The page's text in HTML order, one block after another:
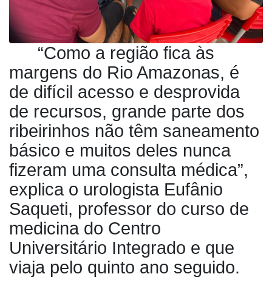
“Como a região fica às
margens do Rio Amazonas, é
de difícil acesso e desprovida
de recursos, grande parte dos
ribeirinhos não têm saneamento
básico e muitos deles nunca
fizeram uma consulta médica”,
explica o urologista Eufânio
Saqueti, professor do curso de
medicina do Centro
Universitário Integrado e que
viaja pelo quinto ano seguido.